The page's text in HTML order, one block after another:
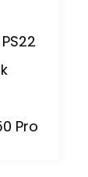
Pro